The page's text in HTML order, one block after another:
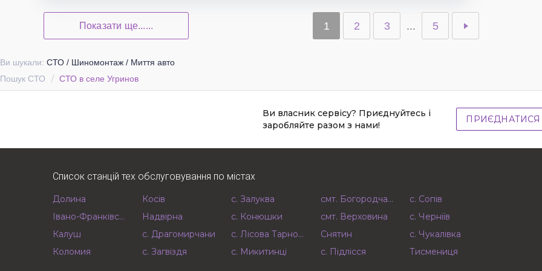
Показати ще...... 1 2 3 ... 5
Ви шукали: СТО / Шиномонтаж / Миття авто
Пошук СТО
СТО в селе Угринов
Ви власник сервісу? Приєднуйтесь і
заробляйте разом з нами!
ПРИЄДНАТИСЯ
Список станцій тех обслуговування по містах
Долина
Івано-Франківськ
Калуш
Коломия
Косів
Надвірна
с. Драгомирчани
с. Загвіздя
с. Залуква
с. Конюшки
с. Лісова Тарновиця
с. Микитинці
смт. Богородчани
смт. Верховина
Снятин
с. Підлісся
с. Сопів
с. Черніїв
с. Чукалівка
Тисмениця